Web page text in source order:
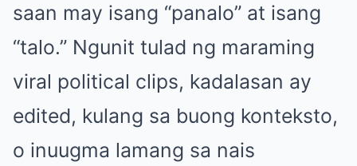
saan may isang “panalo” at isang
“talo.” Ngunit tulad ng maraming
viral political clips, kadalasan ay
edited, kulang sa buong konteksto,
o inuugma lamang sa nais